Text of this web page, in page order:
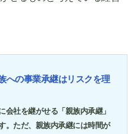
への事業承継はリスクを理
社を継がせる「親族内承継」
。ただ、親族内承継には時間が